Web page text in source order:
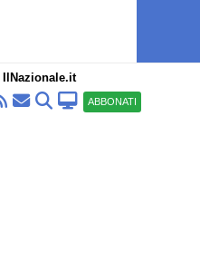
IlNazionale.it
ABBONATI